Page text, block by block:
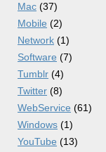
Mac (37)
Mobile (2)
Network (1)
Software (7)
Tumblr (4)
Twitter (8)
WebService (61)
Windows (1)
YouTube (13)